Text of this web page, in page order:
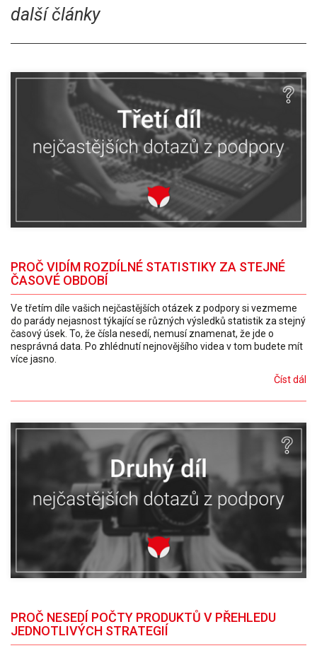
další články
PROČ VIDÍM ROZDÍLNÉ STATISTIKY ZA STEJNÉ
ČASOVÉ OBDOBÍ
Ve třetím díle vašich nejčastějších otázek z podpory si vezmeme
do parády nejasnost týkající se různých výsledků statistik za stejný
časový úsek. To, že čísla nesedí, nemusí znamenat, že jde o
nesprávná data. Po zhlédnutí nejnovějšího videa v tom budete mít
více jasno.
Číst dál
PROČ NESEDÍ POČTY PRODUKTŮ V PŘEHLEDU
JEDNOTLIVÝCH STRATEGIÍ